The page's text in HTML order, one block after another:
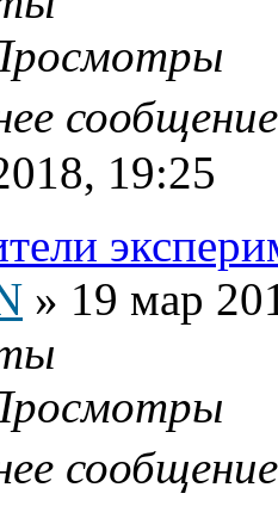
19:25
» 19 мар